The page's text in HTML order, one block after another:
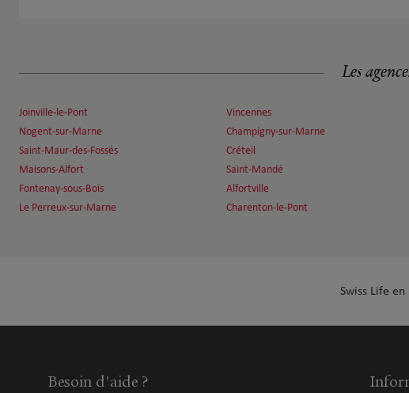
7 Christophe Behuel
115 Rue Saint Dominique
Gregory Hudson
Fermé aujourd'hui
Les
Joinville-le-Pont
Nogent-sur-Marne
Saint-Maur-des-Fossés
Maisons-Alfort
Fontenay-sous-Bois
Le Perreux-sur-Marne
Vincennes
Champigny-sur-Marne
Créteil
Saint-Mandé
Alfortville
Charenton-le-Pont
Swiss Life en
Besoin d'aide ?